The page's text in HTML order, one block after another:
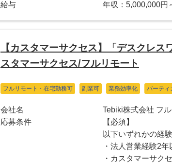
給与
年収：5,000,000円
【カスタマーサクセス】「デスクレ
スタマーサクセス/フルリモート
フルリモート・在宅勤務可 副業可 業務効率化 バーティ
会社名
Tebiki株式会社 フ
応募条件
【必須】
以下いずれかの経験
・法人営業経験2年
・カスタマーサク